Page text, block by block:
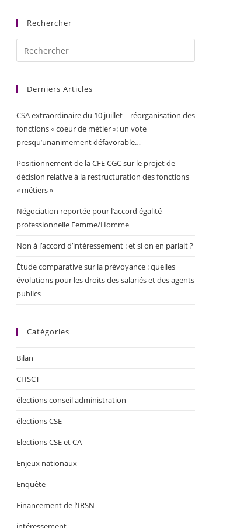
Rechercher
Derniers Articles
CSA extraordinaire du 10 juillet – réorganisation des
fonctions « coeur de métier »: un vote
presqu’unanimement défavorable…
Positionnement de la CFE CGC sur le projet de
décision relative à la restructuration des fonctions
« métiers »
Négociation reportée pour l’accord égalité
professionnelle Femme/Homme
Non à l’accord d’intéressement : et si on en parlait ?
Étude comparative sur la prévoyance : quelles
évolutions pour les droits des salariés et des agents
publics
Catégories
Bilan
CHSCT
élections conseil administration
élections CSE
Elections CSE et CA
Enjeux nationaux
Enquête
Financement de l'IRSN